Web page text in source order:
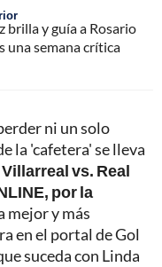
brilla y guía a Rosario
una semana crítica
ni un solo
la 'cafetera' se lleva
Villarreal vs. Real
por la
mejor y más
en el portal de Gol
suceda con Linda